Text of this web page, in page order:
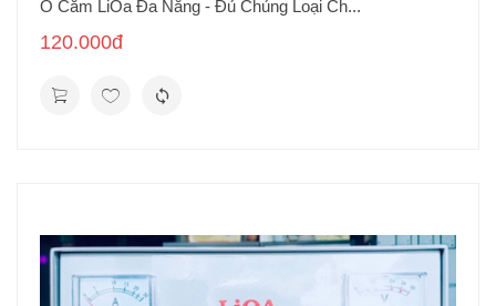
Ổ Cắm LiOa Đa Năng - Đủ Chủng Loại Ch...
120.000đ